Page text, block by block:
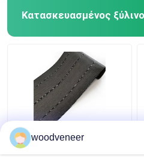
Αδιάβροχη
κατασκευασμένη
woodveneer